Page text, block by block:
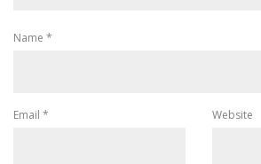
Name *
Email * Website